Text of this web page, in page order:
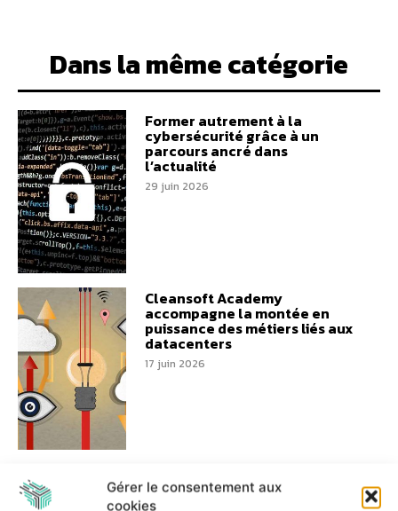
Gérer le consentement aux
cookies
Dans la même catégorie
Former autrement à la
cybersécurité grâce à un
parcours ancré dans
l’actualité
29 juin 2026
Cleansoft Academy
accompagne la montée en
puissance des métiers liés aux
datacenters
17 juin 2026
d’absorber davantage
d’activité avec les mêmes